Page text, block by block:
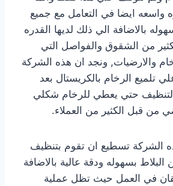
واسعه ايضا في التعامل مع جميع
بالاضافة الي ذلك لديها القدره
من الشقوق والفواصل التي
والارضيات, ونجد ان هذه الشركة
تلميع الرخام بالكريستال بعد
التنظيف حتي يعطي للرخام شكلي
من قبل الكثير من العملاء.
الشركة تسطيع ان تقوم بتنظيف
بسهوله ودقة عالية بالاضافة
في العمل حيث تظل عملية